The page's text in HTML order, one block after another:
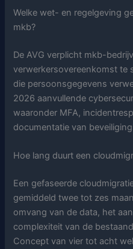
Welke wet- en regelgeving
mkb?
De AVG verplicht mkb-
verwerkersovereenkomst te
die persoonsgegevens
2026 aanvullende
waaronder MFA,
documentatie van
Hoe lang duurt een
Een gefaseerde
gemiddeld twee tot zes
omvang van de data, het
complexiteit van de
Concept van vier tot acht